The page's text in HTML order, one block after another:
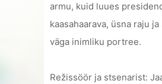
armu, kuid luues
kaasahaarava, üsna raju ja
väga inimliku portree.
Režissöör ja stsenarist: